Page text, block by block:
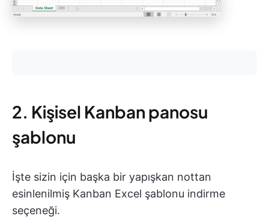
2. Kişisel Kanban panosu
şablonu
İşte sizin için başka bir yapışkan nottan
esinlenilmiş Kanban Excel şablonu indirme
seçeneği.